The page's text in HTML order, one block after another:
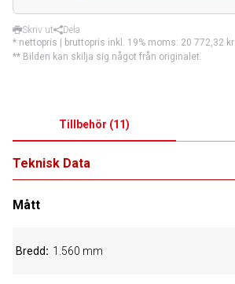
Skriv ut
Dela
* nettopris | bruttopris inkl. 19% moms: 20 772,32 kr
** Bilden kan skilja sig något från originalet.
Tillbehör (11)
Teknisk Data
Mått
Bredd 1.560 mm